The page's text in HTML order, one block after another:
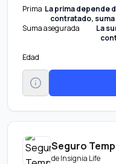
Prima La prima depende
contratado,
Suma asegurada
La
Edad
Seguro
deInsignia Life